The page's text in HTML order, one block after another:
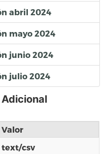
abril 2024
mayo 2024
junio 2024
julio 2024
Valor
text/csv